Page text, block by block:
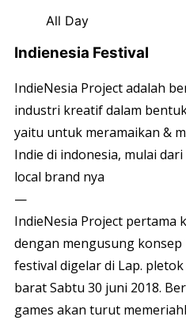
All Day
Indienesia Festival
IndieNesia Project adalah
industri kreatif dalam
yaitu untuk meramaikan &
Indie di indonesia, mulai
local brand nya
—
IndieNesia Project pertama
dengan mengusung konsep
festival digelar di Lap.
barat Sabtu 30 juni 2018.
games akan turut